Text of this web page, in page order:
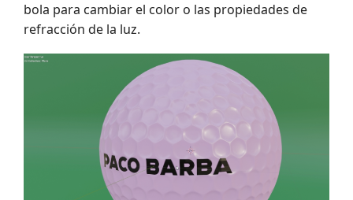
bola para cambiar el color o las propiedades de
refracción de la luz.